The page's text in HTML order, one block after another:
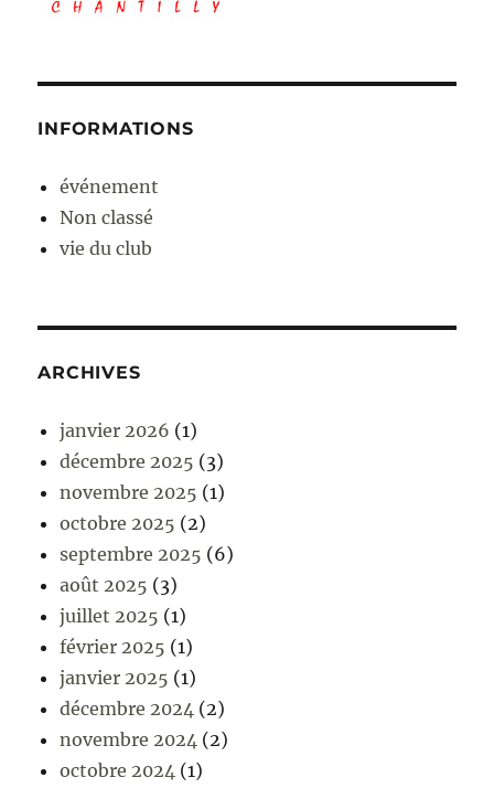
INFORMATIONS
événement
Non classé
vie du club
ARCHIVES
janvier 2026 (1)
décembre 2025 (3)
novembre 2025 (1)
octobre 2025 (2)
septembre 2025 (6)
août 2025 (3)
juillet 2025 (1)
février 2025 (1)
janvier 2025 (1)
décembre 2024 (2)
novembre 2024 (2)
octobre 2024 (1)